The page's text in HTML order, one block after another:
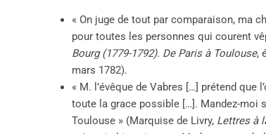
« On juge de tout par comparaison, ma
pour toutes les personnes qui courent
Bourg (1779-1792). De Paris à Toulouse,
mars 1782).
« M. l’évêque de Vabres […] prétend
toute la grace possible […]. Mandez-moi
Toulouse » (Marquise de Livry, Lettres à